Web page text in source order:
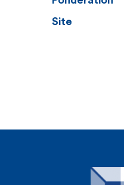
Site